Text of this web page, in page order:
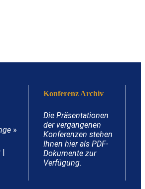
»
|
Konferenz Archiv
Die Präsentationen
der vergangenen
Konferenzen stehen
Ihnen hier als PDF-
Dokumente zur
Verfügung.